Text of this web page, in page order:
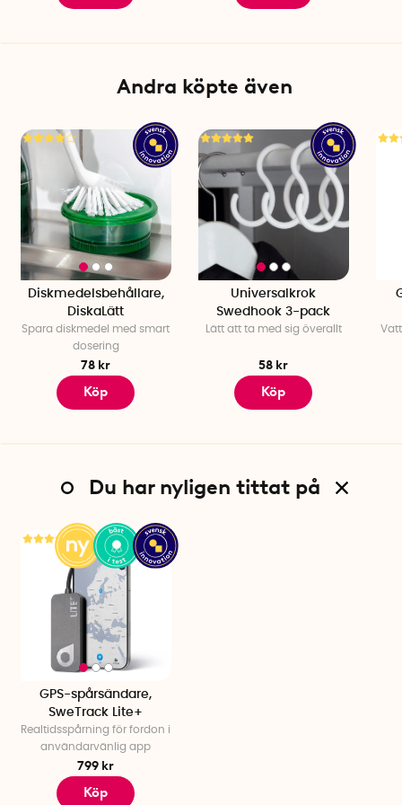
Certifierad av SSF: Ja
Andra köpte även
Diskmedelsbehållare,
DiskaLätt
Spara diskmedel med smart
dosering
78 kr
Köp
Universalkrok
Swedhook 3-pack
Lätt att ta med sig överallt
58 kr
Köp
Du har nyligen tittat på
GPS-spårsändare,
SweTrack Lite+
Realtidsspårning för fordon i
användarvänlig app
799 kr
Köp